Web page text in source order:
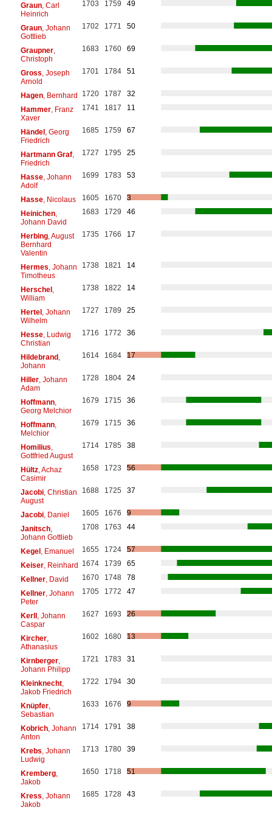
Graun, Carl
Heinrich
1703 1759 49
Graun, Johann
Gottlieb
1702 1771 50
Graupner,
Christoph
1683 1760 69
Gross , Joseph
Arnold
1701 1784 51
Hagen, Bernhard 1720 1787
32
Hammer, Franz
Xaver
1741 1817 11
Händel, Georg
Friedrich
1685 1759 67
Hartmann Graf,
Friedrich
1727 1795 25
Hasse, Johann
Adolf
1699 1783 53
Hasse, Nicolaus 1605 1670
3
Heinichen,
Johann David
1683 1729 46
Herbing, August
Bernhard
Valentin
1735 1766 17
Hermes , Johann
Timotheus
1738 1821 14
Herschel,
William
1738 1822 14
Hertel, Johann
Wilhelm
1727 1789 25
Hesse, Ludwig
Christian
1716 1772 36
Hildebrand,
Johann
1614 1684 17
Hiller, Johann
Adam
1728 1804 24
Hoffmann,
Georg Melchior
1679 1715 36
Hoffmann,
Melchior
1679 1715 36
Homilius
Gottfried August
1714 1785 38
Hültz, Achaz
Casimir
1658 1723 56
Jacobi, Christian
August
1688 1725 37
Jacobi, Daniel 1605 1676
9
Janitsch,
Johann Gottlieb
1708 1763 44
Kegel, Emanuel 1655 1724
57
Keiser, Reinhard 1674 1739
65
Kellner, David 1670 1748
78
Kellner, Johann
Peter
1705 1772 47
Kerll, Johann
Caspar
1627 1693 26
Kircher,
Athanasius
1602 1680 13
Kirnberger,
Johann Philipp
1721 1783 31
Kleinknecht,
Jakob Friedrich
1722 1794 30
Knüpfer,
Sebastian
1633 1676 9
Kobrich, Johann
Anton
1714 1791 38
Krebs , Johann
Ludwig
1713 1780 39
Kremberg,
Jakob
1650 1718 51
Kress , Johann
Jakob
1685 1728 43